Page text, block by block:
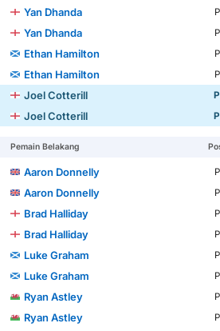
Yan Dhanda
Yan Dhanda
Ethan Hamilton
Ethan Hamilton
Joel Cotterill
Joel Cotterill
Pemain Belakang
Aaron Donnelly
Aaron Donnelly
Brad Halliday
Brad Halliday
Luke Graham
Luke Graham
Ryan Astley
Ryan Astley